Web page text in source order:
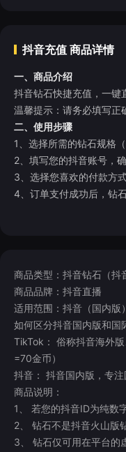
抖音充值 商品详情
一、商品介绍
抖音钻石快捷充值，一键
温馨提示：请务必填写正
二、使用步骤
1、选择所需的钻石规格
2、填写您的抖音账号，
3、选择您喜欢的付款方
4、订单支付成功后，钻
商品类型：抖音钻石（抖
商品品牌：抖音直播
适用范围：抖音（国内版
如何区分抖音国内版和国
TikTok： 俗称抖音海外
=70金币）
抖音： 抖音国内版，专
商品说明：
1、 若您的抖音ID为纯数
2、 钻石不是抖音火山版
3、 钻石仅可用在平台的